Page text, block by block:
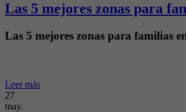
Las 5 mejores zonas para
Las 5 mejores zonas para familias
Leer más
27
may.